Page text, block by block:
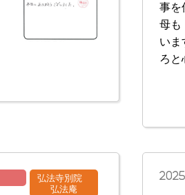
事を
母も
いま
ろと
弘法寺別院
弘法庵